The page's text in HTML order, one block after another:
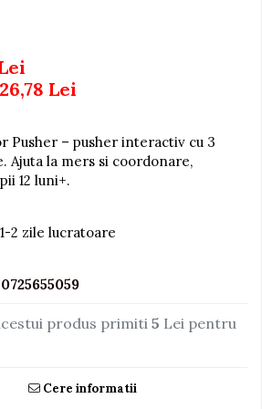
26,78 Lei
Pusher – pusher interactiv cu 3
Ajuta la mers si coordonare,
12 luni+.
1-2 zile lucratoare
0725655059
produs primiti 5 Lei pentru
Cere informatii